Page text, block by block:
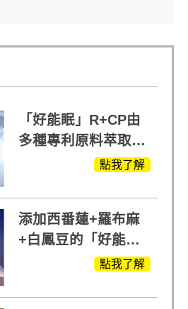
「好能眠」R+CP由
多種專利原料萃取、
白鳳豆、羅布麻、西
晰的關鍵!
點我了解
添加西番蓮+羅布麻
+白鳳豆的「好能
眠」，獨家專利配
點我了解